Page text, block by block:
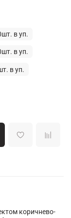
в уп.
в уп.
в уп.
коричнево-